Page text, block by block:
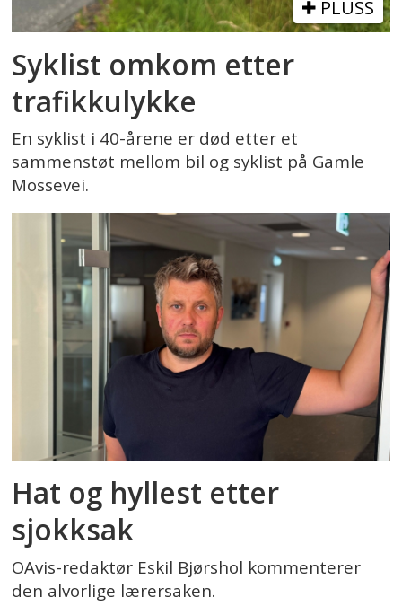
PLUSS
Syklist omkom etter
trafikkulykke
En syklist i 40-årene er død etter et
sammenstøt mellom bil og syklist på Gamle
Mossevei.
Hat og hyllest etter
sjokksak
OAvis-redaktør Eskil Bjørshol kommenterer
den alvorlige lærersaken.